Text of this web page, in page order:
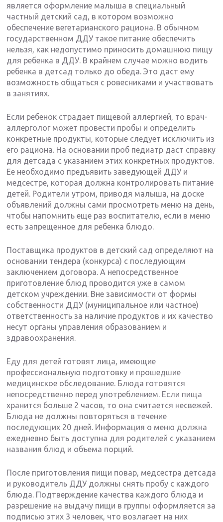
является оформление малыша в специальный
частный детский сад, в котором возможно
обеспечение вегетарианского рациона. В обычном
государственном ДДУ такое питание обеспечить
нельзя, как недопустимо приносить домашнюю пищу
для ребенка в ДДУ. В крайнем случае можно водить
ребенка в детсад только до обеда. Это даст ему
возможность общаться с ровесниками и участвовать
в занятиях.
Если ребенок страдает пищевой аллергией, то врач-
аллерголог может провести пробы и определить
конкретные продукты, которые следует исключить из
его рациона. На основании проб педиатр даст справку
для детсада с указанием этих конкретных продуктов.
Ее необходимо предъявить заведующей ДДУ и
медсестре, которая должна контролировать питание
детей. Родители утром, приводя малыша, на доске
объявлений должны сами просмотреть меню на день,
чтобы напомнить еще раз воспитателю, если в меню
есть запрещенное для ребенка блюдо.
Поставщика продуктов в детский сад определяют на
основании тендера (конкурса) с последующим
заключением договора. А непосредственное
приготовление блюд проводится уже в самом
детском учреждении. Вне зависимости от формы
собственности ДДУ (муниципальное или частное)
ответственность за наличие продуктов и их качество
несут органы управления образованием и
здравоохранения.
Еду для детей готовят лица, имеющие
профессиональную подготовку и прошедшие
медицинское обследование. Блюда готовятся
непосредственно перед употреблением. Если пища
хранится больше 2 часов, то она считается несвежей.
Блюда не должны повторяться в течение
последующих 20 дней. Информация о меню должна
ежедневно быть доступна для родителей с указанием
названия блюд и объема порций.
После приготовления пищи повар, медсестра детсада
и руководитель ДДУ должны снять пробу с каждого
блюда. Подтверждение качества каждого блюда и
разрешение на выдачу пищи в группы оформляется за
подписью этих 3 человек, что возлагает на них